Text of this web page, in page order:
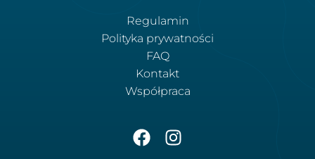
Regulamin
Polityka prywatności
FAQ
Kontakt
Współpraca